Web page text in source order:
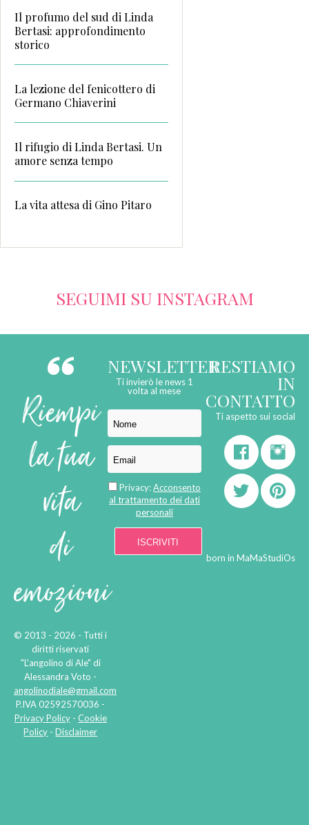
Il profumo del sud di Linda
Bertasi: approfondimento
storico
La lezione del fenicottero di
Germano Chiaverini
Il rifugio di Linda Bertasi. Un
amore senza tempo
La vita attesa di Gino Pitaro
SEGUIMI SU INSTAGRAM
Riempi
la tua
vita
di
emozioni
© 2013 - 2026 - Tutti i
diritti riservati
"L'angolino di Ale" di
Alessandra Voto -
angolinodiale@gmail.com
P.IVA 02592570036 -
Privacy Policy- Cookie
Policy -Disclaimer
NEWSLETTER
Ti invierò le news 1
volta al mese
Privacy:Acconsento
al trattamento dei dati
personali
RESTIAMO
IN
CONTATTO
Ti aspetto sui social
born in MaMaStudiOs